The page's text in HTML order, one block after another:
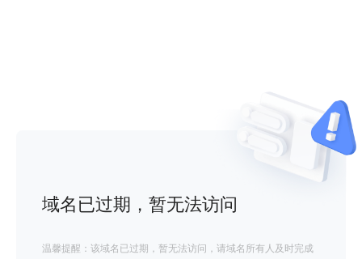
域名已过期，暂无法访问
温馨提醒：该域名已过期，暂无法访问，请域名所有人及时完成